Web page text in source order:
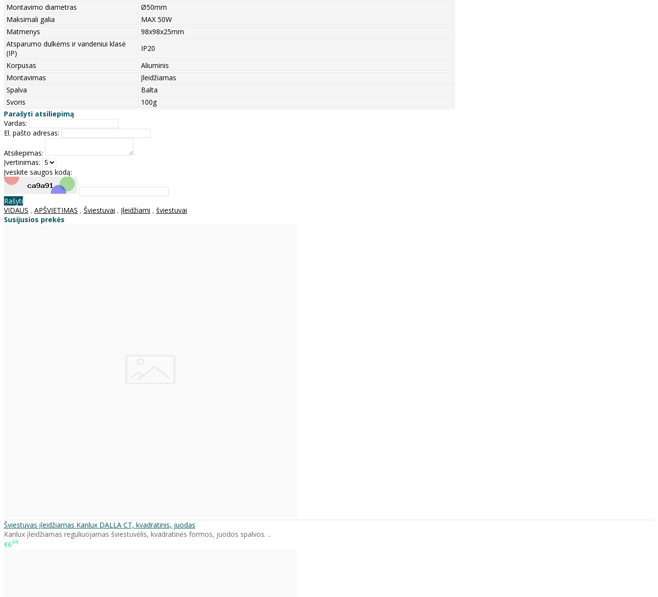
Montavimo diametras
Ø50mm
Maksimali galia
MAX 50W
Matmenys
98x98x25mm
Atsparumo dulkėms ir vandeniui klasė
(IP)
IP20
Korpusas
Aliuminis
Montavimas
Įleidžiamas
Spalva
Balta
Svoris
100g
Parašyti atsiliepimą
Vardas:
El. pašto adresas:
Atsiliepimas:
Įvertinimas:
Įveskite saugos kodą:
Rašyti
VIDAUS , APŠVIETIMAS , Šviestuvai , Įleidžiami , šviestuvai
Susijusios prekės
Šviestuvas įleidžiamas Kanlux DALLA CT, kvadratinis, juodas
Kanlux įleidžiamas reguliuojamas šviestuvėlis, kvadratinės formos, juodos spalvos. ..
€699